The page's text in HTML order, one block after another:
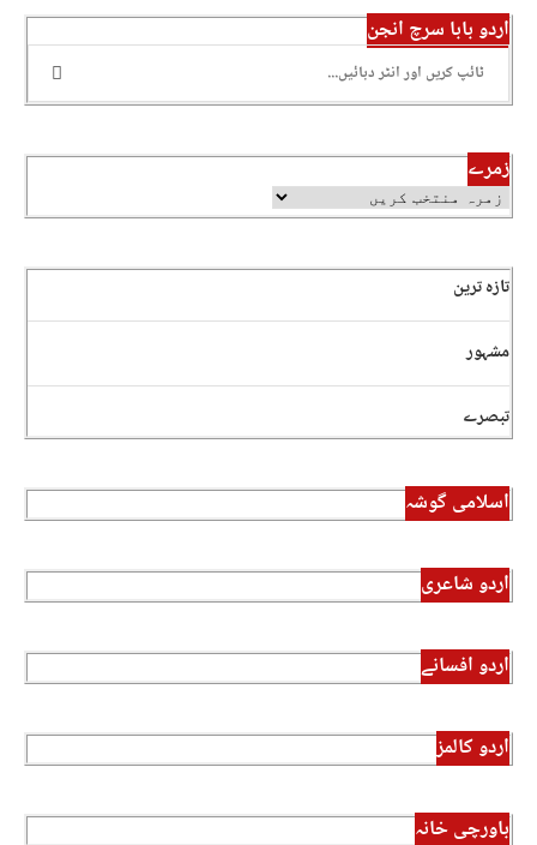
اردو بابا سرچ انجن
زمرے
تازہ ترین
مشہور
تبصرے
اسلامی گوشہ
اردو شاعری
اردو افسانے
اردو کالمز
باورچی خانہ